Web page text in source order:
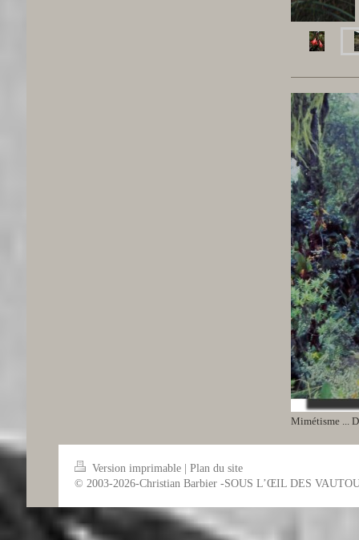
Mimétisme ...
Version imprimable
Plan du site
© 2003-2026-Christian Barbier -SOUS L’ŒIL DES